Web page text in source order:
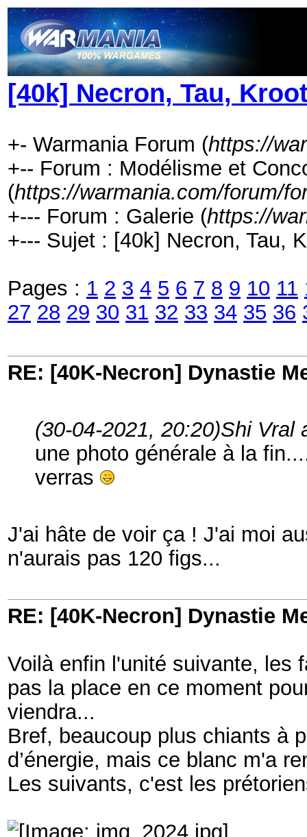
[40k] Necron, Tau,
+- Warmania Forum (https://
+-- Forum : Modélisme et
(https://warmania.com/forum/
+--- Forum : Galerie (https://
+--- Sujet : [40k] Necron, Tau,
Pages : 1 2 3 4 5 6 7 8 9 10 11
27 28 29 30 31 32 33 34 35 36
RE: [40K-Necron] Dynastie
(30-04-2021, 20:20)Shi Vral
une photo générale à la
verras
J'ai hâte de voir ça ! J'ai moi
n'aurais pas 120 figs...
RE: [40K-Necron] Dynastie
Voilà enfin l'unité suivante, les
pas la place en ce moment
viendra...
Bref, beaucoup plus chiants à
d’énergie, mais ce blanc m'a
Les suivants, c'est les